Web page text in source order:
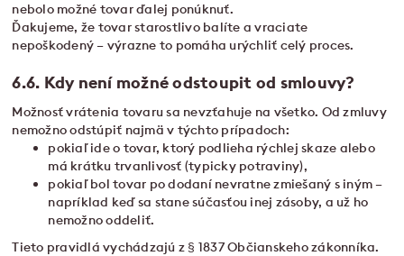
nebolo možné tovar ďalej ponúknuť.
Ďakujeme, že tovar starostlivo balíte a vraciate
nepoškodený – výrazne to pomáha urýchliť celý proces.
6.6. Kdy není možné odstoupit od smlouvy?
Možnosť vrátenia tovaru sa nevzťahuje na všetko. Od zmluvy
nemožno odstúpiť najmä v týchto prípadoch:
pokiaľ ide o tovar, ktorý podlieha rýchlej skaze alebo
má krátku trvanlivosť (typicky potraviny),
pokiaľ bol tovar po dodaní nevratne zmiešaný s iným –
napríklad keď sa stane súčasťou inej zásoby, a už ho
nemožno oddeliť.
Tieto pravidlá vychádzajú z § 1837 Občianskeho zákonníka.